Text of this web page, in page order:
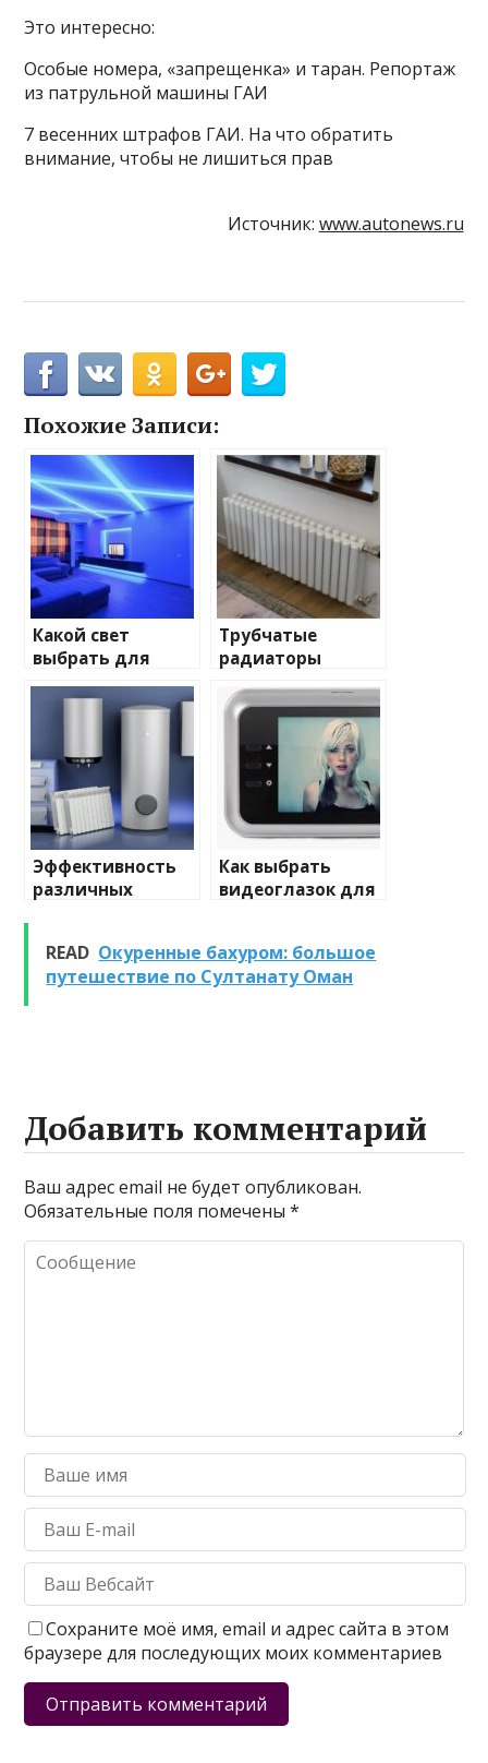
Это интересно:
Особые номера, «запрещенка» и таран. Репортаж
из патрульной машины ГАИ
7 весенних штрафов ГАИ. На что обратить
внимание, чтобы не лишиться прав
Источник: www.autonews.ru
Похожие Записи:
Какой свет
выбрать для
домашнего
освещения
Трубчатые
радиаторы
отопления: виды
и характеристики
Эффективность
различных
очистке и
промывке котлов
Как выбрать
видеоглазок для
READ Окуренные бахуром: большое
путешествие по Султанату Оман
Добавить комментарий
Ваш адрес email не будет опубликован.
Обязательные поля помечены*
Сохраните моё имя, email и адрес сайта в этом
браузере для последующих моих комментариев